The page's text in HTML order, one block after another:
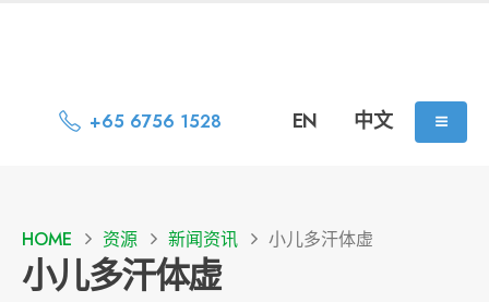
+65 6756 1528 EN 中文
HOME 资源 新闻资讯 小儿多汗体虚
小儿多汗体虚